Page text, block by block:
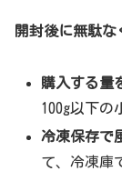
開封後に無駄
購入する量
100g以下の
冷凍保存で
て、冷凍庫